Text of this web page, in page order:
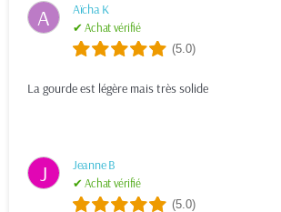
A Aïcha K
✔ Achat vérifié
(5.0)
La gourde est légère mais très solide
J Jeanne B
✔ Achat vérifié
(5.0)